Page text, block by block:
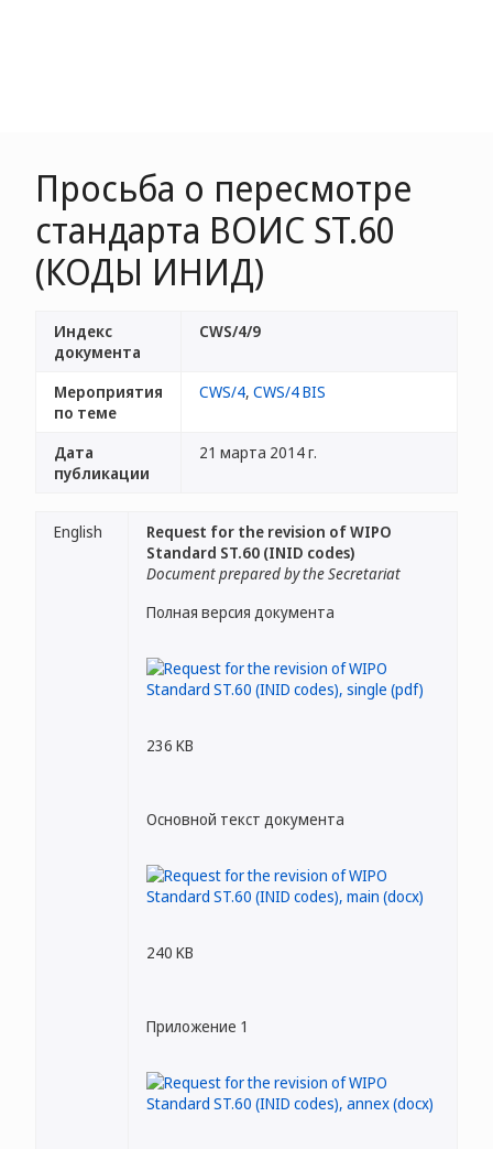
Просьба о пересмотре
стандарта ВОИС ST.60
(КОДЫ ИНИД)
Индекс
документа
CWS/4/9
Мероприятия
по теме
CWS/4, CWS/4 BIS
Дата
публикации
21 марта 2014 г.
English
Request for the revision of WIPO
Standard ST.60 (INID codes)
Document prepared by the Secretariat
Полная версия документа
236 KB
Основной текст документа
240 KB
Приложение 1